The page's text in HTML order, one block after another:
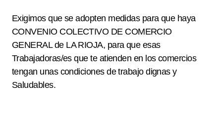
Exigimos que se adopten medidas para que haya
CONVENIO COLECTIVO DE COMERCIO
GENERAL de LA RIOJA, para que esas
Trabajadoras/es que te atienden en los comercios
tengan unas condiciones de trabajo dignas y
Saludables.